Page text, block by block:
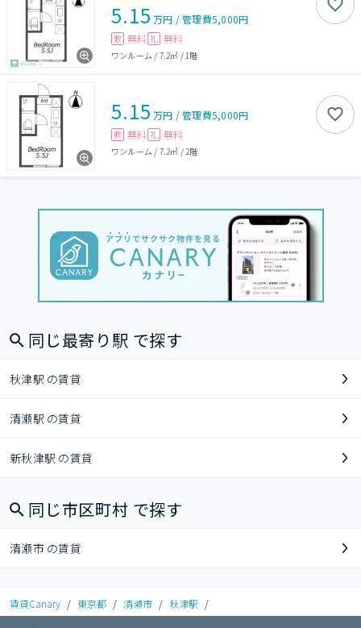
5.15 万円 /管理費5,000円
敷 無料 礼 無料
ワンルーム / 7.2㎡ /1階
5.15 万円 /管理費5,000円
敷 無料 礼 無料
ワンルーム / 7.2㎡ / 2階
同じ最寄り駅 で探す
秋津駅 の賃貸
清瀬駅 の賃貸
新秋津駅 の賃貸
同じ市区町村 で探す
清瀬市 の賃貸
賃貸Canary / 東京都 / 清瀬市 / 秋津駅 /